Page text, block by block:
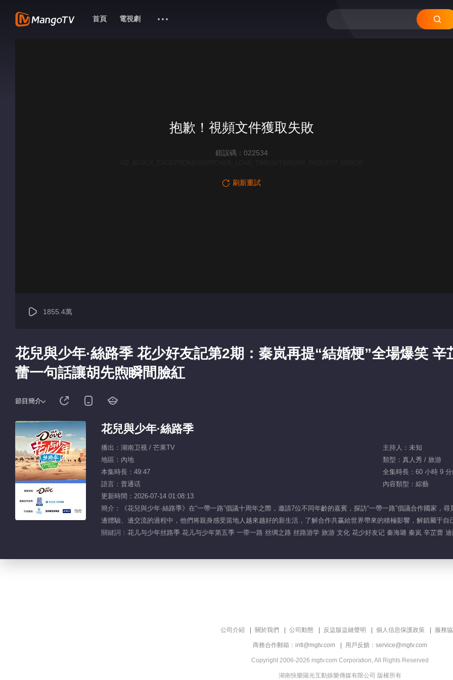
首頁 電視劇
抱歉！視頻文件獲取失敗
錯誤碼：022534
刷新重試
1855.4萬
花兒與少年·絲路季 花少好友記第2期：秦岚再提“結婚梗”全場爆笑 辛
蕾一句話讓胡先煦瞬間臉紅
節目簡介
花兒與少年·絲路季
播出：湖南卫视 / 芒果TV
主持人：未知
地區：內地
類型：真人秀 / 旅游
本集時長：49:47
全集時長：60 小時 9
語言：普通话
內容類型：綜藝
更新時間：2026-07-14 01:08:13
簡介：《花兒與少年·絲路季》在“一帶一路”倡議十周年之際，邀請7位不同年齡的嘉賓，探訪“一帶一路”倡議合作國家，
邊體驗、邊交流的過程中，他們将親身感受當地人越來越好的新生活，了解合作共赢給世界帶來的積極影響，解鎖屬于自
關鍵詞： 花儿与少年丝路季 花儿与少年第五季 一带一路 丝绸之路 丝路游学 旅游 文化 花少好友记 秦海璐 秦岚 辛芷蕾
公司介紹 關於我們 公司動態 反盜版盜鏈聲明 個人信息保護政策 服務
商務合作郵箱：intl@mgtv.com 用戶反饋：service@mgtv.com
Copyright 2006-2026 mgtv.com Corporation, All Rights Reserved
湖南快樂陽光互動娛樂傳媒有限公司 版權所有